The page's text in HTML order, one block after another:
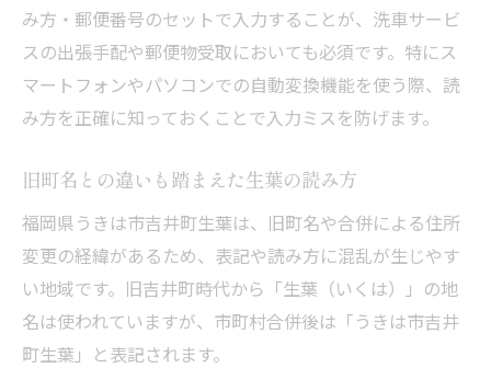
み方・郵便番号のセットで入力することが、洗車サービ
スの出張手配や郵便物受取においても必須です。特にス
マートフォンやパソコンでの自動変換機能を使う際、読
み方を正確に知っておくことで入力ミスを防げます。
旧町名との違いも踏まえた生葉の読み方
福岡県うきは市吉井町生葉は、旧町名や合併による住所
変更の経緯があるため、表記や読み方に混乱が生じやす
い地域です。旧吉井町時代から「生葉（いくは）」の地
名は使われていますが、市町村合併後は「うきは市吉井
町生葉」と表記されます。